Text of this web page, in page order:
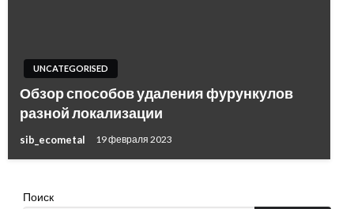
UNCATEGORISED
Обзор способов удаления фурункулов
разной локализации
sib_ecometal 19 февраля 2023
Поиск